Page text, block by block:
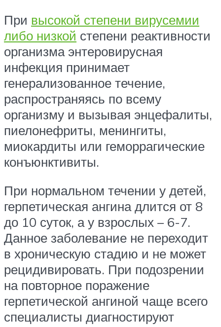
При высокой степени вирусемии
либо низкой степени реактивности
организма энтеровирусная
инфекция принимает
генерализованное течение,
распространяясь по всему
организму и вызывая энцефалиты,
пиелонефриты, менингиты,
миокардиты или геморрагические
конъюнктивиты.
При нормальном течении у детей,
герпетическая ангина длится от 8
до 10 суток, а у взрослых – 6-7.
Данное заболевание не переходит
в хроническую стадию и не может
рецидивировать. При подозрении
на повторное поражение
герпетической ангиной чаще всего
специалисты диагностируют